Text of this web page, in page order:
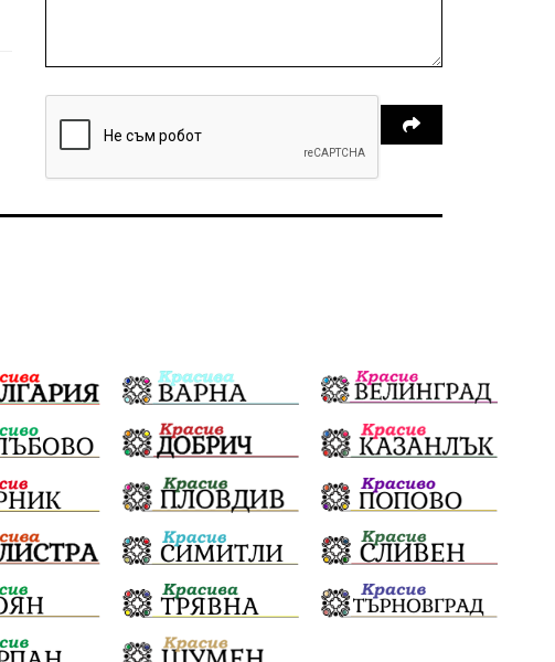
Ивелин Михайлов инфраструктура
здравеопазване задържани
Народно събрание Бюджет2026
Плевенско Новини Традиции
Избори Фолклор Концерти спорт
ПТП ГДБОП Финансиране
Купуване на гласове Разследване
библиотека „Христо Смирненски“